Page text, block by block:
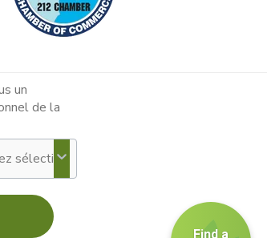
un
de la
Find a